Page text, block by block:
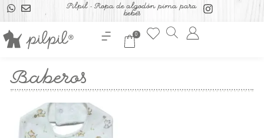
Pilpil - Ropa de algodón pima para
bebés
0
Baberos